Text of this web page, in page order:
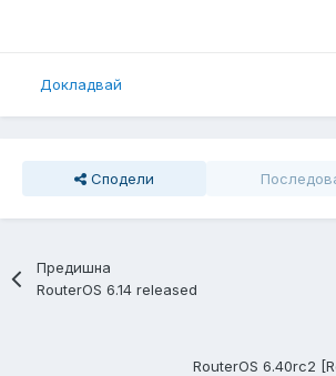
Докладвай
Сподели
Предишна
RouterOS 6.14 released
RouterOS 6.40rc2